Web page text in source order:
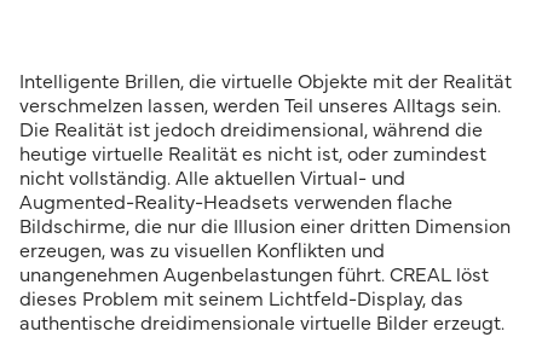
Intelligente Brillen, die virtuelle Objekte mit der Realität
verschmelzen lassen, werden Teil unseres Alltags sein.
Die Realität ist jedoch dreidimensional, während die
heutige virtuelle Realität es nicht ist, oder zumindest
nicht vollständig. Alle aktuellen Virtual- und
Augmented-Reality-Headsets verwenden flache
Bildschirme, die nur die Illusion einer dritten Dimension
erzeugen, was zu visuellen Konflikten und
unangenehmen Augenbelastungen führt. CREAL löst
dieses Problem mit seinem Lichtfeld-Display, das
authentische dreidimensionale virtuelle Bilder erzeugt.